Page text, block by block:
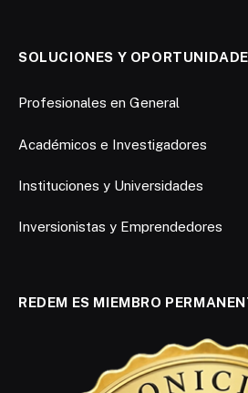
SOLUCIONES Y
Profesionales en General
Académicos e Investigadores
Instituciones y Universidades
Inversionistas y Emprendedores
REDEM ES MIEMBRO